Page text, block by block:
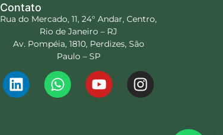
Contato
Rua do Mercado, 11, 24° Andar, Centro,
Rio de Janeiro – RJ
Av. Pompéia, 1810, Perdizes, São
Paulo – SP